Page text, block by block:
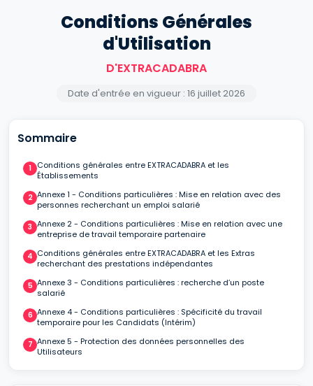
Conditions Générales
d'Utilisation
D'EXTRACADABRA
Date d'entrée en vigueur : 16 juillet 2026
Sommaire
Conditions générales entre EXTRACADABRA et les
Établissements
Annexe 1 - Conditions particulières : Mise en relation avec des
personnes recherchant un emploi salarié
Annexe 2 - Conditions particulières : Mise en relation avec une
entreprise de travail temporaire partenaire
Conditions générales entre EXTRACADABRA et les Extras
recherchant des prestations indépendantes
Annexe 3 - Conditions particulières : recherche d’un poste
salarié
Annexe 4 - Conditions particulières : Spécificité du travail
temporaire pour les Candidats (Intérim)
Annexe 5 - Protection des données personnelles des
Utilisateurs